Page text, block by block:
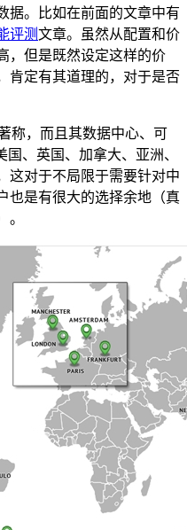
据。比如在前面的文章中有
评测文章。虽然从配置和价
，但是既然设定这样的价
肯定有其道理的，对于是否
称，而且其数据中心、可
、英国、加拿大、亚洲、
这对于不局限于需要针对中
也是有很大的选择余地（真
。